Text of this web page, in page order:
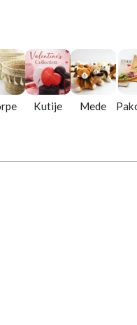
Kutije Mede